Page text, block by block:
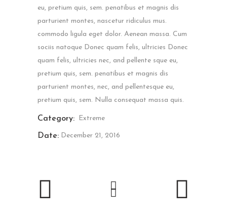
eu, pretium quis, sem. penatibus et magnis dis
parturient montes, nascetur ridiculus mus.
commodo ligula eget dolor. Aenean massa. Cum
sociis natoque Donec quam felis, ultricies Donec
quam felis, ultricies nec, and pellente sque eu,
pretium quis, sem. penatibus et magnis dis
parturient montes, nec, and pellentesque eu,
pretium quis, sem. Nulla consequat massa quis.
Category: Extreme
Date: December 21, 2016